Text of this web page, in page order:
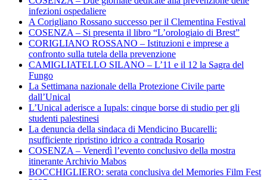
infezioni ospedaliere
A Corigliano Rossano successo per il Clementina Festival
COSENZA – Si presenta il libro “L’orologiaio di Brest”
CORIGLIANO ROSSANO – Istituzioni e imprese a
confronto sulla tutela della prevenzione
CAMIGLIATELLO SILANO – L’11 e il 12 la Sagra del
Fungo
La Settimana nazionale della Protezione Civile parte
dall’Unical
L’Unical aderisce a Iupals: cinque borse di studio per gli
studenti palestinesi
La denuncia della sindaca di Mendicino Bucarelli:
nsufficiente ripristino idrico a contrada Rosario
COSENZA – Venerdì l’evento conclusivo della mostra
itinerante Archivio Mabos
BOCCHIGLIERO: serata conclusiva del Memories Film Fest